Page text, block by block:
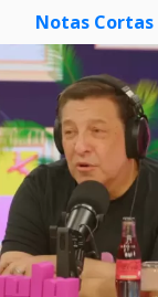
Notas Cortas